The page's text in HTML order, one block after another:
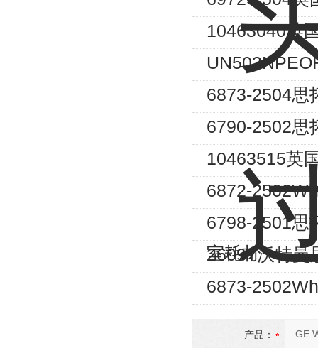
10463040英
6873-2504思
6790-2502思
10463515英
6872-
6798-2501思
室耗材
2609T沃特曼
6873-
产品：